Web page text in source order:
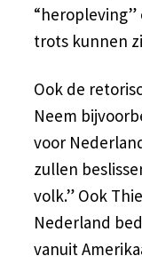
“heropleving”
trots kunnen
Ook de
Neem
voor
zullen
volk.” Ook
Nederland
vanuit